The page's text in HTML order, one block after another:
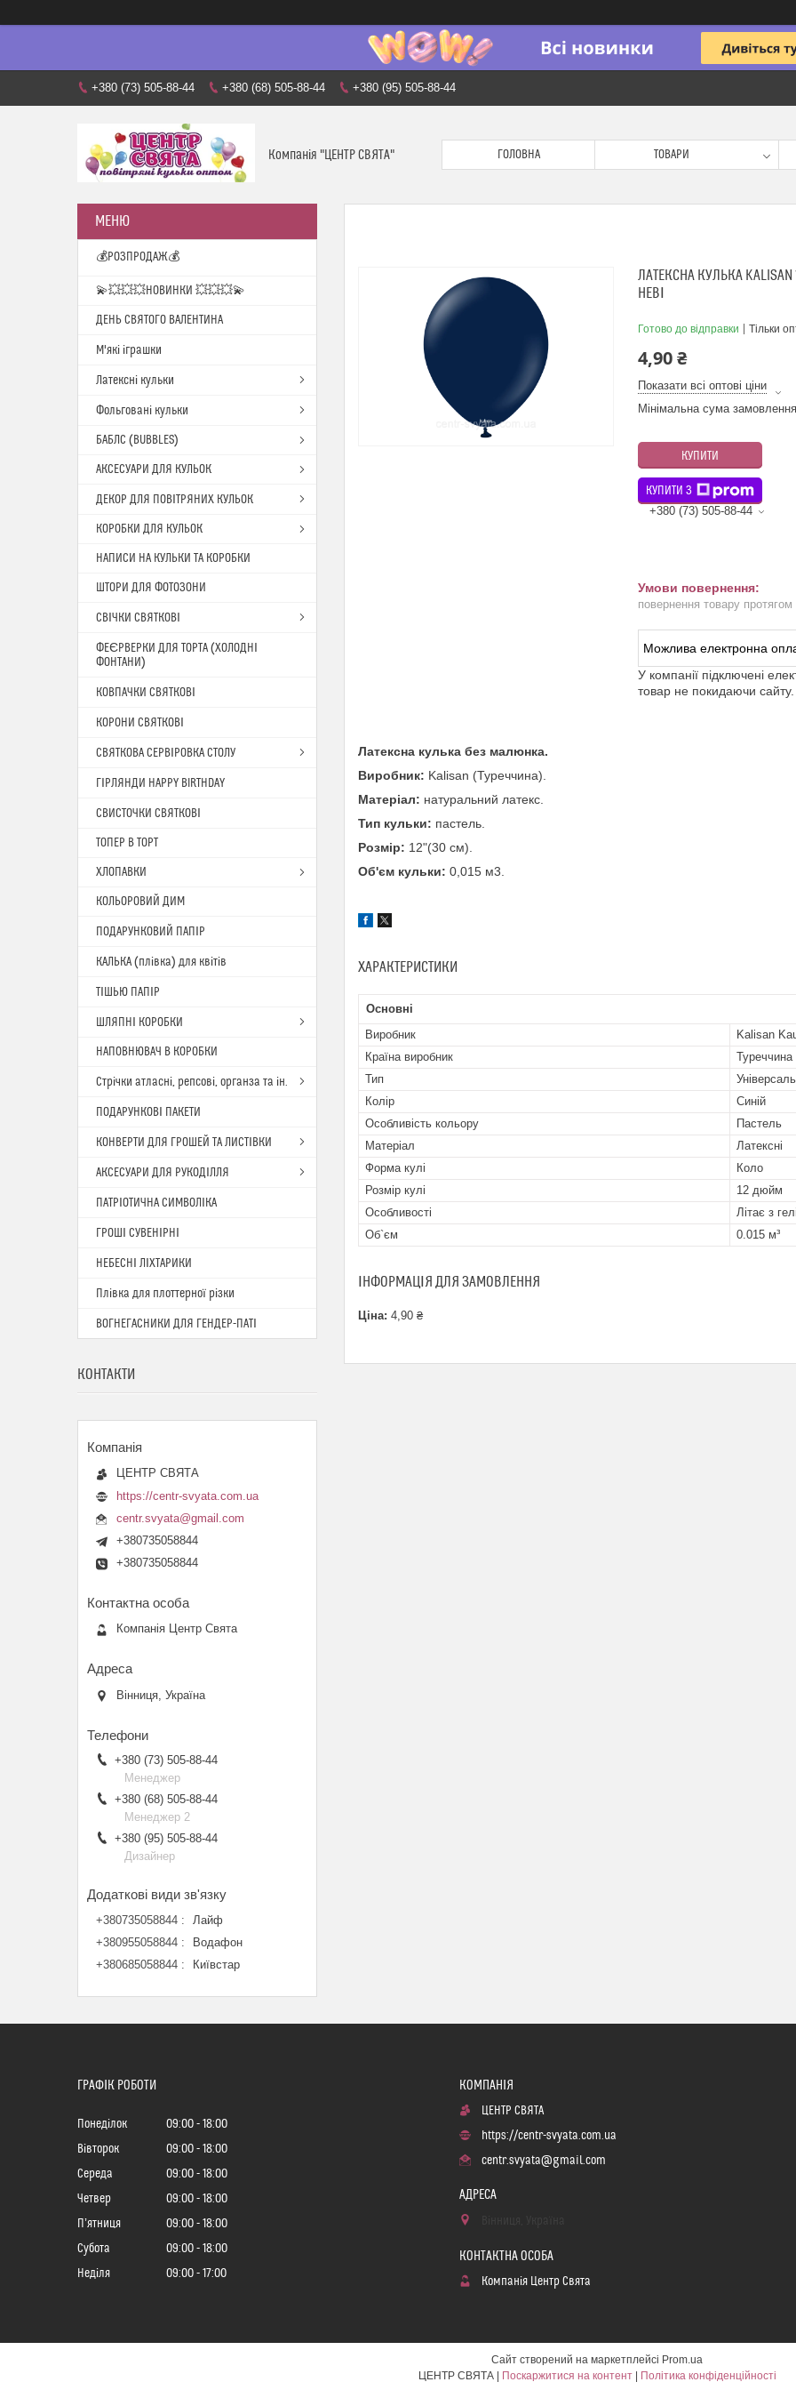
+380 (73) 505-88-44 +380 (68) 505-88-44 +380 (95) 505-88-44
Компанія "ЦЕНТР СВЯТА" ГОЛОВНА ТОВАРИ
ЛАТЕКСНА КУЛЬКА
НЕВІ
Готово до відправки Тільки
4,90 ₴
Показати всі оптові ціни
Мінімальна сума
КУПИТИ
КУПИТИ З
+380 (73) 505-88-44
повернення товару
У компанії підключені
товар не покидаючи сайту.
Латексна кулька без малюнка.
Виробник: Kalisan (Туреччина).
Матеріал: натуральний латекс.
Тип кульки: пастель.
Розмір: 12"(30 см).
Об'єм кульки: 0,015 м3.
ХАРАКТЕРИСТИКИ
Основні
Виробник
Kalisan
Країна виробник
Туреччина
Тип
Колір
Синій
Особливість кольору
Пастель
Матеріал
Латексні
Форма кулі
Коло
Розмір кулі
12 дюйм
Особливості
Літає з
Об`єм
0.015 м³
ІНФОРМАЦІЯ ДЛЯ ЗАМОВЛЕННЯ
Ціна: 4,90 ₴
💰РОЗПРОДАЖ💰
💫💥💥💥НОВИНКИ 💥💥💥💫
ДЕНЬ СВЯТОГО ВАЛЕНТИНА
М'які іграшки
Латексні кульки
Фольговані кульки
БАБЛС (BUBBLES)
АКСЕСУАРИ ДЛЯ КУЛЬОК
ДЕКОР ДЛЯ ПОВІТРЯНИХ КУЛЬОК
КОРОБКИ ДЛЯ КУЛЬОК
НАПИСИ НА КУЛЬКИ ТА КОРОБКИ
ШТОРИ ДЛЯ ФОТОЗОНИ
СВІЧКИ СВЯТКОВІ
ФЕЄРВЕРКИ ДЛЯ ТОРТА (ХОЛОДНІ
ФОНТАНИ)
КОВПАЧКИ СВЯТКОВІ
КОРОНИ СВЯТКОВІ
СВЯТКОВА СЕРВІРОВКА СТОЛУ
ГІРЛЯНДИ HAPPY BIRTHDAY
СВИСТОЧКИ СВЯТКОВІ
ТОПЕР В ТОРТ
ХЛОПАВКИ
КОЛЬОРОВИЙ ДИМ
ПОДАРУНКОВИЙ ПАПІР
КАЛЬКА (плівка) для квітів
ТІШЬЮ ПАПІР
ШЛЯПНІ КОРОБКИ
НАПОВНЮВАЧ В КОРОБКИ
Стрічки атласні, репсові, органза та ін.
ПОДАРУНКОВІ ПАКЕТИ
КОНВЕРТИ ДЛЯ ГРОШЕЙ ТА ЛИСТІВКИ
АКСЕСУАРИ ДЛЯ РУКОДІЛЛЯ
ПАТРІОТИЧНА СИМВОЛІКА
ГРОШІ СУВЕНІРНІ
НЕБЕСНІ ЛІХТАРИКИ
Плівка для плоттерної різки
ВОГНЕГАСНИКИ ДЛЯ ГЕНДЕР-ПАТІ
КОНТАКТИ
ЦЕНТР СВЯТА
https://centr-svyata.com.ua
centr.svyata@gmail.com
+380735058844
+380735058844
Компанія Центр Свята
Вінниця, Україна
+380 (73) 505-88-44
Менеджер
+380 (68) 505-88-44
Менеджер 2
+380 (95) 505-88-44
Дизайнер
+380735058844
Лайф
+380955058844
Водафон
+380685058844
Київстар
ГРАФІК РОБОТИ
Понеділок 09:00
18:00
Вівторок
09:00
18:00
Середа
09:00
18:00
Четвер
09:00
18:00
Пʼятниця
09:00
18:00
Субота
09:00
18:00
Неділя
09:00 17:00
ЦЕНТР СВЯТА
https://centr-svyata.com.ua
centr.svyata@gmail.com
Компанія Центр Свята
Сайт створений на маркетплейсі Prom.ua
ЦЕНТР СВЯТА | Поскаржитися на контент | Політика конфіденційності